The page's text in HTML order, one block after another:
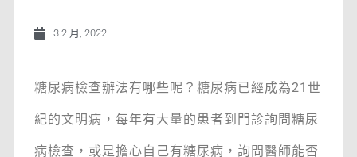
3 2 月, 2022
糖尿病檢查辦法有哪些呢？糖尿病已經成為21世
紀的文明病，每年有大量的患者到門診詢問糖尿
病檢查，或是擔心自己有糖尿病，詢問醫師能否